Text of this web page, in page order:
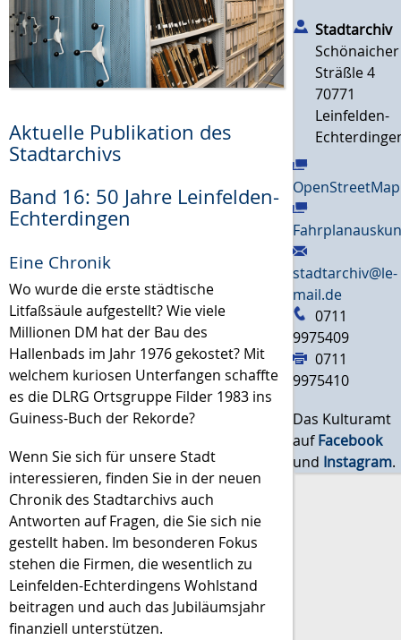
Aktuelle Publikation des
Stadtarchivs
Band 16: 50 Jahre Leinfelden-
Echterdingen
Eine Chronik
Wo wurde die erste städtische
Litfaßsäule aufgestellt? Wie viele
Millionen DM hat der Bau des
Hallenbads im Jahr 1976 gekostet? Mit
welchem kuriosen Unterfangen schaffte
es die DLRG Ortsgruppe Filder 1983 ins
Guiness-Buch der Rekorde?
Wenn Sie sich für unsere Stadt
interessieren, finden Sie in der neuen
Chronik des Stadtarchivs auch
Antworten auf Fragen, die Sie sich nie
gestellt haben. Im besonderen Fokus
stehen die Firmen, die wesentlich zu
Leinfelden-Echterdingens Wohlstand
beitragen und auch das Jubiläumsjahr
finanziell unterstützen.
Stadtarchiv
Schönaicher
Sträßle 4
70771
Leinfelden-
OpenStreetMap
stadtarchiv@le-
mail.de
0711
9975409
0711
9975410
Das Kulturamt
aufFacebook
und Instagram.